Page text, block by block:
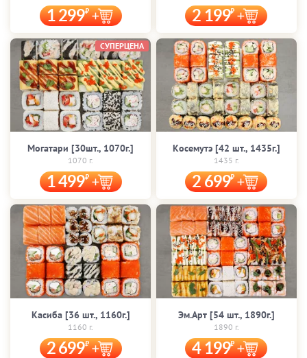
1 299 2 199
Могатари [30шт., 1070г.]
1070 г.
1 499
СУПЕРЦЕНА
Косемутэ [42 шт., 1435г.]
1435 г.
2 699
Касиба [36 шт., 1160г.]
1160 г.
2 699
Эм.Арт [54 шт., 1890г.]
1890 г.
4 199